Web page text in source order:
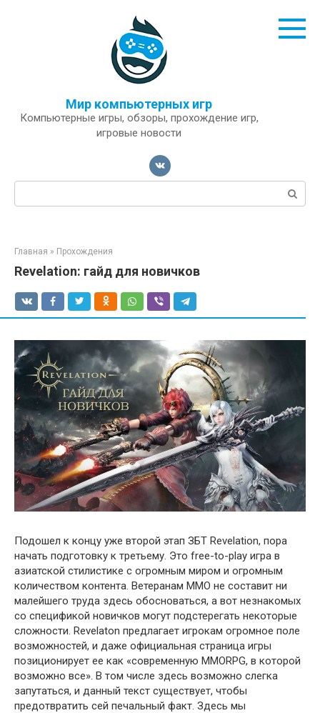
Мир компьютерных игр
Компьютерные игры, обзоры, прохождение игр,
игровые новости
Поиск:
Главная » Прохождения
Revelation: гайд для новичков
Подошел к концу уже второй этап ЗБТ Revelation, пора
начать подготовку к третьему. Это free-to-play игра в
азиатской стилистике с огромным миром и огромным
количеством контента. Ветеранам ММО не составит ни
малейшего труда здесь обосноваться, а вот незнакомых
со спецификой новичков могут подстерегать некоторые
сложности. Revelaton предлагает игрокам огромное поле
возможностей, и даже официальная страница игры
позиционирует ее как «современную MMORPG, в которой
возможно все». В том числе здесь возможно слегка
запутаться, и данный текст существует, чтобы
предотвратить сей печальный факт. Здесь мы